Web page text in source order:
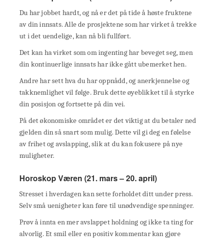
Du har jobbet hardt, og nå er det på tide å høste fruktene
av din innsats. Alle de prosjektene som har virket å trekke
ut i det uendelige, kan nå bli fullført.
Det kan ha virket som om ingenting har beveget seg, men
din kontinuerlige innsats har ikke gått ubemerket hen.
Andre har sett hva du har oppnådd, og anerkjennelse og
takknemlighet vil følge. Bruk dette øyeblikket til å styrke
din posisjon og fortsette på din vei.
På det økonomiske området er det viktig at du betaler ned
gjelden din så snart som mulig. Dette vil gi deg en følelse
av frihet og avslapping, slik at du kan fokusere på nye
muligheter.
Horoskop Væren (21. mars – 20. april)
Stresset i hverdagen kan sette forholdet ditt under press.
Selv små uenigheter kan føre til unødvendige spenninger.
Prøv å innta en mer avslappet holdning og ikke ta ting for
alvorlig. Et smil eller en positiv kommentar kan gjøre